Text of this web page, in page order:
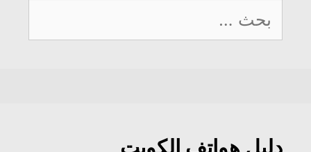
البحث
عن: